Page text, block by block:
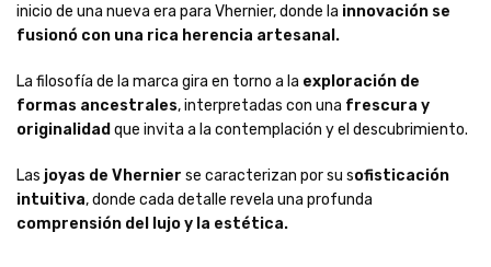
inicio de una nueva era para Vhernier, donde la innovación se
fusionó con una rica herencia artesanal.
La filosofía de la marca gira en torno a la exploración de
formas ancestrales, interpretadas con una frescura y
originalidad que invita a la contemplación y el descubrimiento.
Las joyas de Vhernier se caracterizan por su sofisticación
intuitiva, donde cada detalle revela una profunda
comprensión del lujo y la estética.